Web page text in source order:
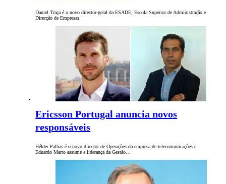
Daniel Traça é o novo director-geral da ESADE, Escola Superior de Administração e
Direcção de Empresas.
Ericsson Portugal anuncia novos
responsáveis
Hélder Palhas é o novo director de Operações da empresa de telecomunicações e
Eduardo Marto assume a liderança da Gestão…